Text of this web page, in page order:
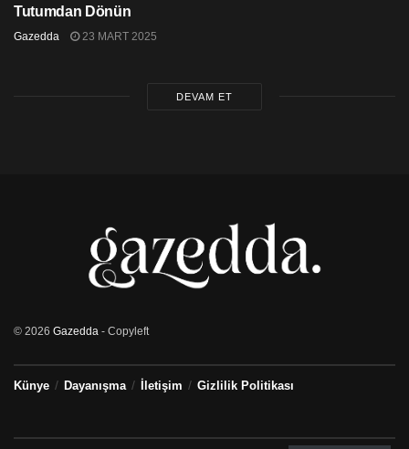
Tutumdan Dönün
Gazedda 23 MART 2025
DEVAM ET
© 2026 Gazedda - Copyleft
Künye Dayanışma İletişim Gizlilik Politikası